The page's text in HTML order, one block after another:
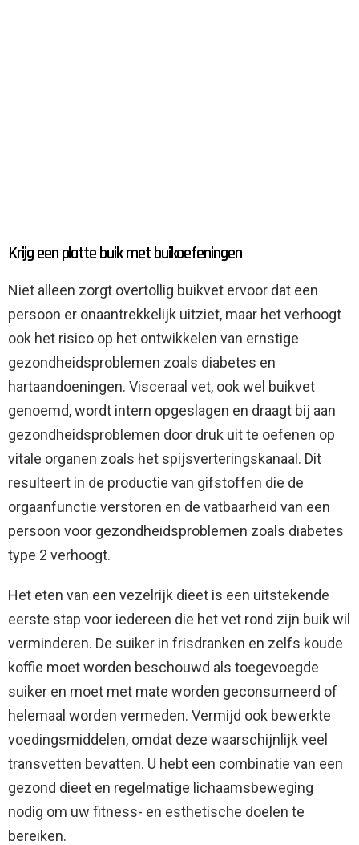
Krijg een platte buik met buikoefeningen
Niet alleen zorgt overtollig buikvet ervoor dat een
persoon er onaantrekkelijk uitziet, maar het verhoogt
ook het risico op het ontwikkelen van ernstige
gezondheidsproblemen zoals diabetes en
hartaandoeningen. Visceraal vet, ook wel buikvet
genoemd, wordt intern opgeslagen en draagt bij aan
gezondheidsproblemen door druk uit te oefenen op
vitale organen zoals het spijsverteringskanaal. Dit
resulteert in de productie van gifstoffen die de
orgaanfunctie verstoren en de vatbaarheid van een
persoon voor gezondheidsproblemen zoals diabetes
type 2 verhoogt.
Het eten van een vezelrijk dieet is een uitstekende
eerste stap voor iedereen die het vet rond zijn buik wil
verminderen. De suiker in frisdranken en zelfs koude
koffie moet worden beschouwd als toegevoegde
suiker en moet met mate worden geconsumeerd of
helemaal worden vermeden. Vermijd ook bewerkte
voedingsmiddelen, omdat deze waarschijnlijk veel
transvetten bevatten. U hebt een combinatie van een
gezond dieet en regelmatige lichaamsbeweging
nodig om uw fitness- en esthetische doelen te
bereiken.